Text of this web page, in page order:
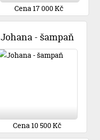
Cena 17 000 Kč
Johana - šampaň
Cena 10 500 Kč